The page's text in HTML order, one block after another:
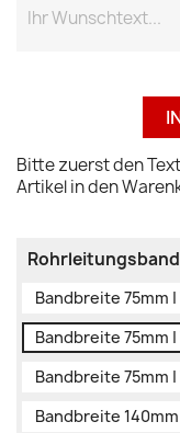
Bitte zuerst den
Artikel in den
Bandbreite 75mm |
Bandbreite 75mm
Bandbreite 75mm |
Bandbreite